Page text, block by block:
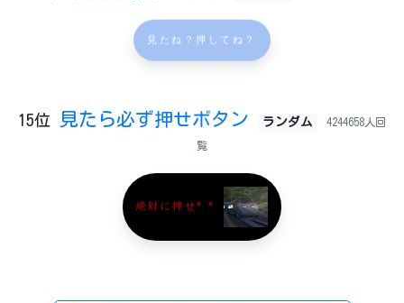
見たね？押してね？
15位 見たら必ず押せボタン ランダム 4244658人回
覧
絶対に押せ^ ^